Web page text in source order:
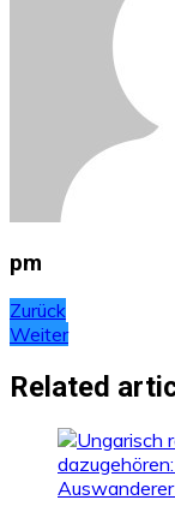
pm
Zurück
Weiter
Related